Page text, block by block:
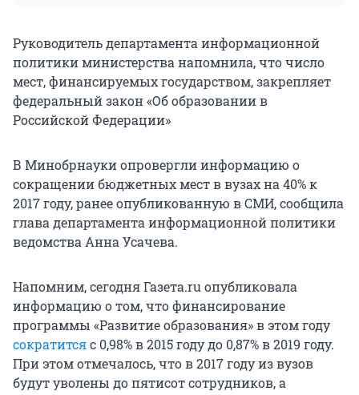
Руководитель департамента информационной
политики министерства напомнила, что число
мест, финансируемых государством, закрепляет
федеральный закон «Об образовании в
Российской Федерации»
В Минобрнауки опровергли информацию о
сокращении бюджетных мест в вузах на 40% к
2017 году, ранее опубликованную в СМИ, сообщила
глава департамента информационной политики
ведомства Анна Усачева.
Напомним, сегодня Газета.ru опубликовала
информацию о том, что финансирование
программы «Развитие образования» в этом году
сократитсяс 0,98% в 2015 году до 0,87% в 2019 году.
При этом отмечалось, что в 2017 году из вузов
будут уволены до пятисот сотрудников, а